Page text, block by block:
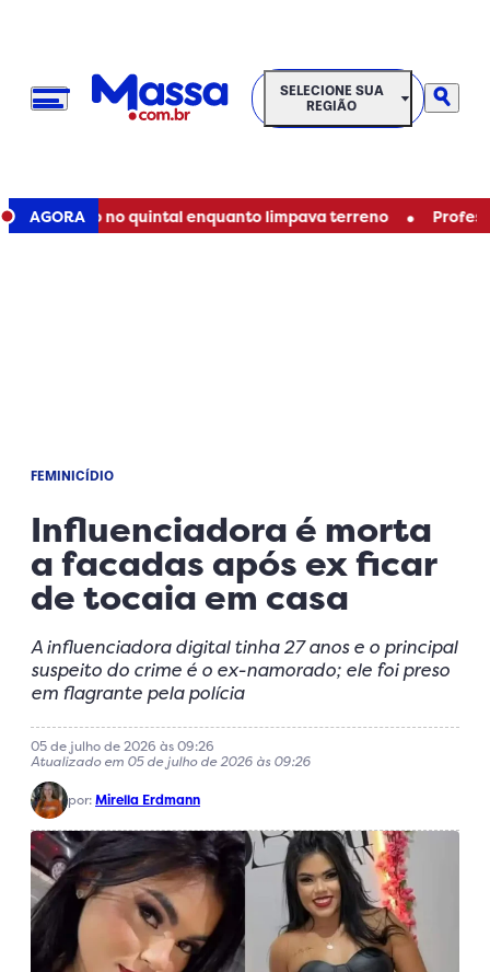
SELECIONE SUA REGIÃO
SELECIONE SUA
REGIÃO
AGORA
corpo no quintal enquanto limpava terreno • Professor
FEMINICÍDIO
Influenciadora é morta
a facadas após ex ficar
de tocaia em casa
A influenciadora digital tinha 27 anos e o principal
suspeito do crime é o ex-namorado; ele foi preso
em flagrante pela polícia
05 de julho de 2026 às 09:26
Atualizado em 05 de julho de 2026 às 09:26
por:Mirella Erdmann